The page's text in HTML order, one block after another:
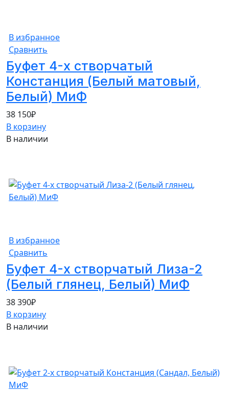
В избранное
Сравнить
Буфет 4-х створчатый
Констанция (Белый матовый,
Белый) МиФ
38 150₽
В корзину
В наличии
В избранное
Сравнить
Буфет 4-х створчатый Лиза-2
(Белый глянец, Белый) МиФ
38 390₽
В корзину
В наличии